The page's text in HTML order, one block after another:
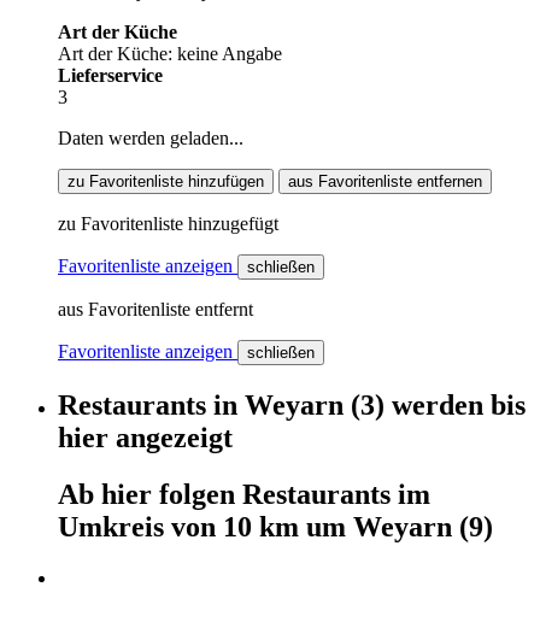
Art der Küche
Art der Küche: keine Angabe
Lieferservice
3
Daten werden geladen...
zu Favoritenliste hinzufügen aus Favoritenliste entfernen
zu Favoritenliste hinzugefügt
Favoritenliste anzeigen schließen
aus Favoritenliste entfernt
Favoritenliste anzeigen schließen
Restaurants in Weyarn (3) werden bis
hier angezeigt
Ab hier folgen Restaurants im
Umkreis von 10 km um Weyarn (9)